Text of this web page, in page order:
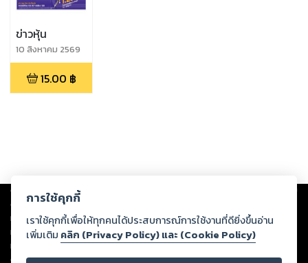
ข่าวหุ้น
10 สิงหาคม 2569
15.00 ฿
Copyright © 2026
ต่อผลงานหรือเนื้อหาใดที่อัปโหลดผ่านเว็บไซต์และปรากฏว่าละเมิดสิทธิใน
ทรัพย์สินทางปัญญาของบุคคลอื่นหรือขัดต่อกฎหมายและศีลธรรม ดังนั้น ผู้อ่าน
ทุกท่านโปรดใช้วิจารณญาณในการกลั่นกรองด้วยตนเอง และหากท่านพบว่าส่วน
หนึ่งส่วนใดขัดต่อกฎหมายและศีลธรรม กรุณาแจ้งมายังบริษัท เพื่อทีมงานจะได้
ดำเนินการในทันที ทั้งนี้ ทางสตอรี่ล็อกขอสงวนลิขสิทธิ์ตามพระราชบัญญัติ
การใช้คุกกี้
เราใช้คุกกี้เพื่อให้ทุกคนได้ประสบการณ์การใช้งานที่ดียิ่งขึ้นอ่าน
เพิ่มเติม คลิก (Privacy Policy) และ (Cookie Policy)